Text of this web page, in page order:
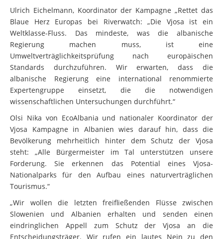
Ulrich Eichelmann, Koordinator der Kampagne „Rettet das
Blaue Herz Europas bei Riverwatch: „Die Vjosa ist ein
Weltklasse-Fluss. Das mindeste, was die albanische
Regierung machen muss, ist eine
Umweltverträglichkeitsprüfung nach europäischen
Standards durchzuführen. Wir erwarten, dass die
albanische Regierung eine international renommierte
Expertengruppe einsetzt, die die notwendigen
wissenschaftlichen Untersuchungen durchführt.“
Olsi Nika von EcoAlbania und nationaler Koordinator der
Vjosa Kampagne in Albanien wies darauf hin, dass die
Bevölkerung mehrheitlich hinter dem Schutz der Vjosa
steht: „Alle Bürgermeister im Tal unterstützen unsere
Forderung. Sie erkennen das Potential eines Vjosa-
Nationalparks für den Aufbau eines naturverträglichen
Tourismus.“
„Wir wollen die letzten freifließenden Flüsse zwischen
Slowenien und Albanien erhalten und senden einen
eindringlichen Appell zum Schutz der Vjosa an die
Entscheidungsträger. Wir rufen ein lautes Nein zu den